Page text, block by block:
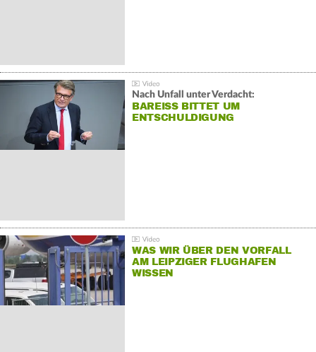
Nach Unfall unter Verdacht:
BAREISS BITTET UM E
NTSCHULDIGUNG
WAS WIR ÜBER DEN VORFALL
AM LEIPZIGER FLUGHAFEN
WISSEN